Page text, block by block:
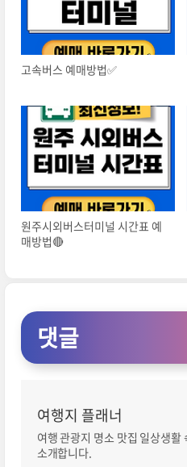
고속버스 예매방법✅
원주시외버스터미널 시간표 예
매방법🔴
댓글
여행지 플래너
여행 관광지 명소 맛집 일상생활
소개합니다.